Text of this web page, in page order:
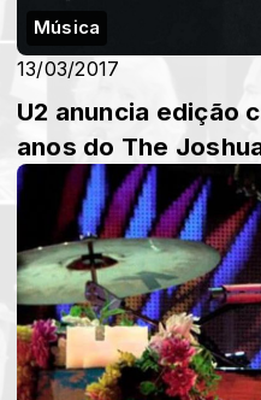
Música
13/03/2017
U2 anuncia edição
anos do The